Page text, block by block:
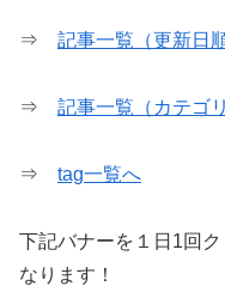
⇒ 記事一覧（更新日
⇒ 記事一覧（カテゴ
⇒ tag一覧へ
下記バナーを１日1回
なります！